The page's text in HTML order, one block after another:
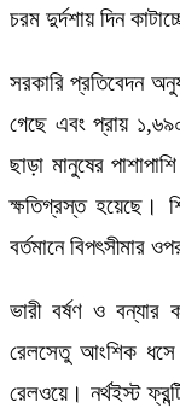
চরম দুর্দশায় দিন
সরকারি প্রতিবেদন
গেছে এবং প্রায়
ছাড়া মানুষের
ক্ষতিগ্রস্ত হয়েছে।
বর্তমানে বিপৎসীমার
ভারী বর্ষণ ও বন্যার
রেলসেতু আংশিক ধসে
রেলওয়ে। নর্থইস্ট